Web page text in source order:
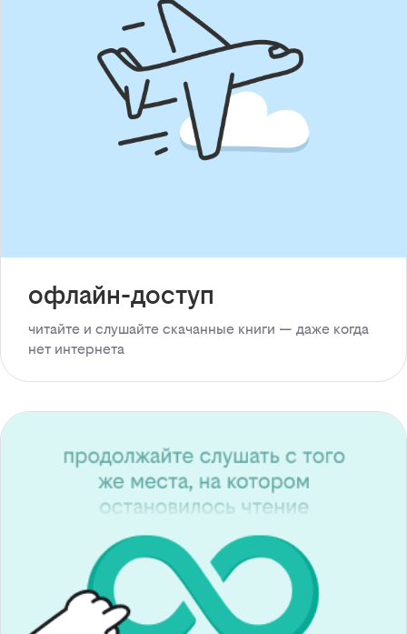
офлайн-доступ
читайте и слушайте скачанные книги — даже когда
нет интернета